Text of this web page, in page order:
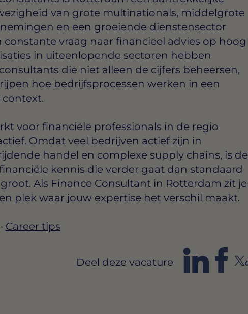
van grote multinationals, middelgrote
en een groeiende dienstensector
constante vraag naar financieel advies op hoog
in uiteenlopende sectoren hebben
die niet alleen de cijfers beheersen,
hoe bedrijfsprocessen werken in een
voor financiële professionals in de regio
Omdat veel bedrijven actief zijn in
handel en complexe supply chains, is de
kennis die verder gaat dan standaard
Als Finance Consultant in Rotterdam zit je
plek waar jouw expertise het verschil maakt.
· Career tips
Deel deze vacature